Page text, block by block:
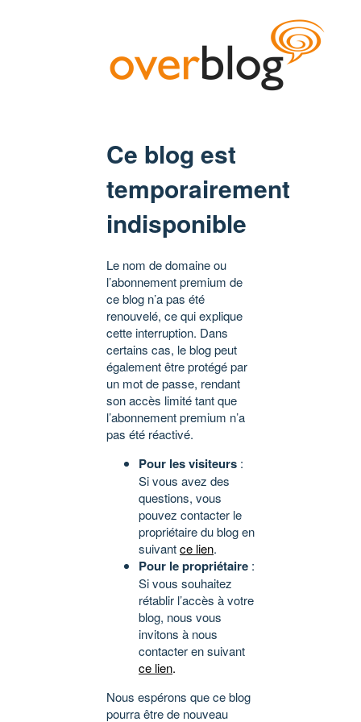
Ce blog est
temporairement
indisponible
Le nom de domaine ou
l’abonnement premium de
ce blog n’a pas été
renouvelé, ce qui explique
cette interruption. Dans
certains cas, le blog peut
également être protégé par
un mot de passe, rendant
son accès limité tant que
l’abonnement premium n’a
pas été réactivé.
Pour les visiteurs :
Si vous avez des
questions, vous
pouvez contacter le
propriétaire du blog en
suivantce lien.
Pour le propriétaire :
Si vous souhaitez
rétablir l’accès à votre
blog, nous vous
invitons à nous
contacter en suivant
ce lien.
Nous espérons que ce blog
pourra être de nouveau